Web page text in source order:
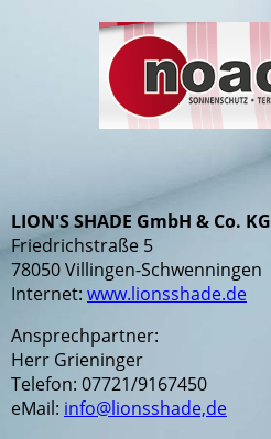
LION'S SHADE GmbH & Co. KG
Friedrichstraße 5
78050 Villingen-Schwenningen
Internet: www.lionsshade.de
Ansprechpartner:
Herr Grieninger
Telefon: 07721/9167450
eMail: info@lionsshade,de